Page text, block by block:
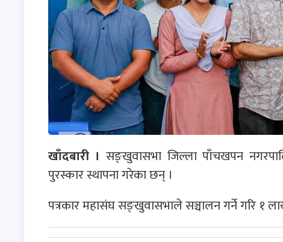
खाँदबारी । सङ्खुवासभा जिल्ला पाँचखपन
पुरस्कार स्थापना गरेका छन् ।
पत्रकार महासंघ सङ्खुवासभाले सञ्चालन गर्ने गरि १